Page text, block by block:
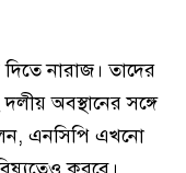
নারাজ। তাদের
অবস্থানের সঙ্গে
এনসিপি এখনো